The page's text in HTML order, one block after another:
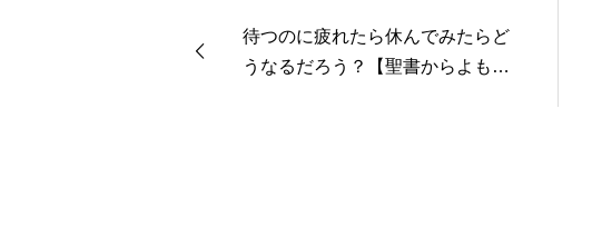
待つのに疲れたら休んでみたらど
うなるだろう？【聖書からよもや